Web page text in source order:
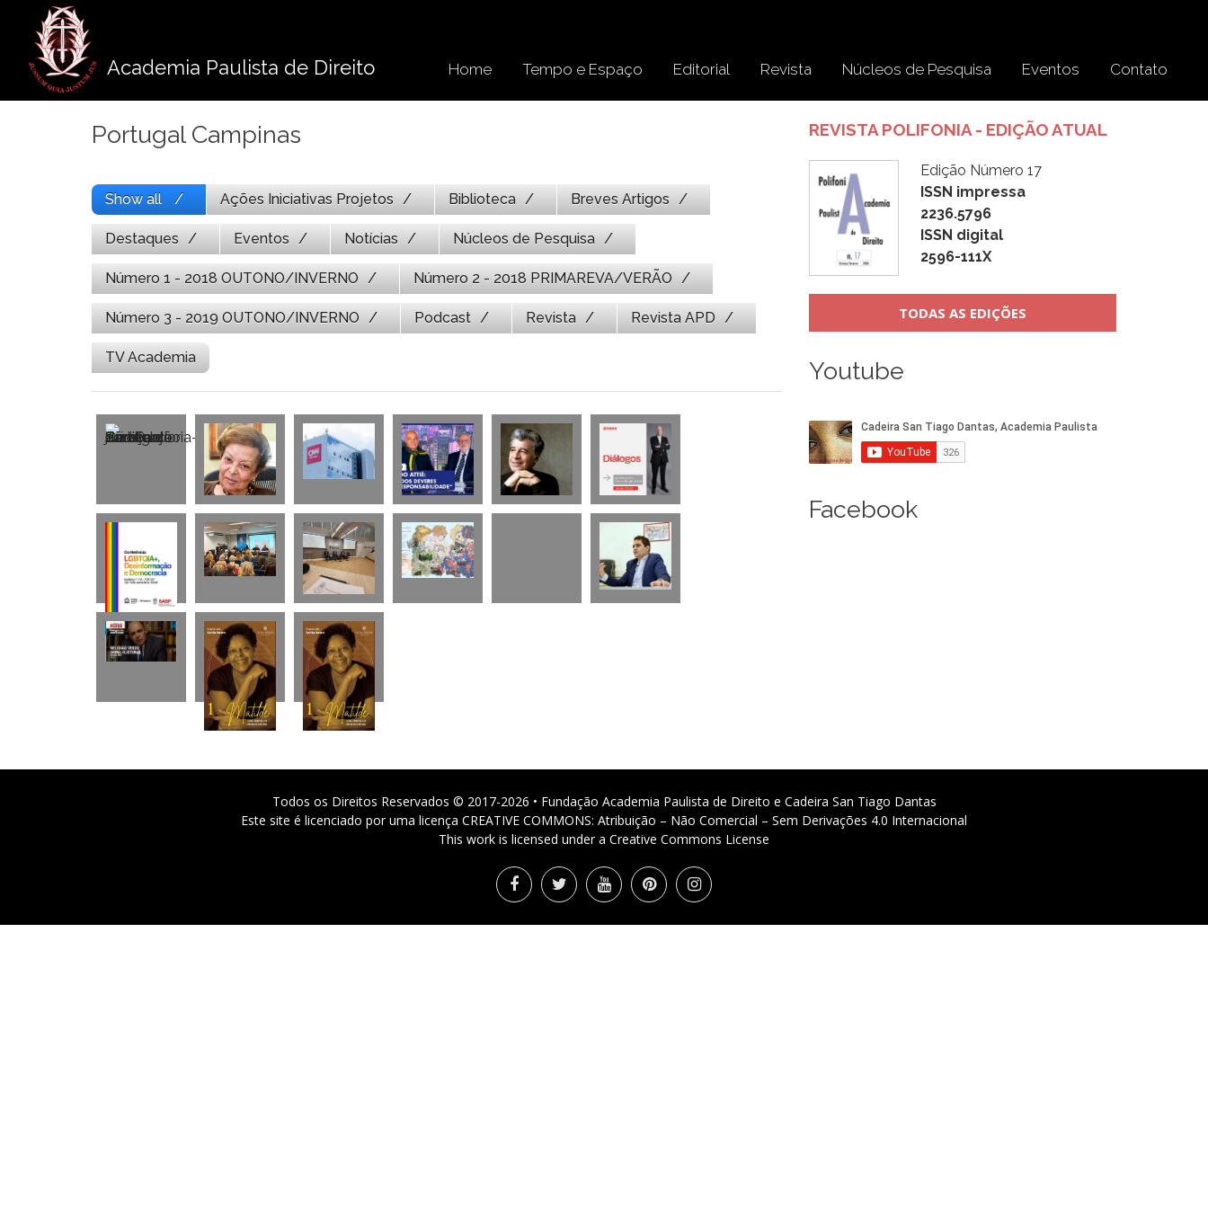
conteúdo
Academia Paulista de Direito Home Tempo e Espaço Editorial Revista Núcleos de Pesquisa Eventos Contato
Portugal Campinas
Show all Ações Iniciativas Projetos Biblioteca Breves Artigos
Destaques Eventos Notícias Núcleos de Pesquisa
Número 1 - 2018 OUTONO/INVERNO Número 2 - 2018 PRIMAREVA/VERÃO
Número 3 - 2019 OUTONO/INVERNO Podcast Revista Revista APD
TV Academia
REVISTA POLIFONIA - EDIÇÃO ATUAL
Edição Número 17
ISSN impressa
2236.5796
ISSN digital
2596-111X
TODAS AS EDIÇÕES
Youtube
Facebook
Todos os Direitos Reservados © 2017-2026 • Fundação Academia Paulista de Direito e Cadeira San Tiago Dantas
Este site é licenciado por uma licença CREATIVE COMMONS: Atribuição – Não Comercial – Sem Derivações 4.0 Internacional
This work is licensed under a Creative Commons License